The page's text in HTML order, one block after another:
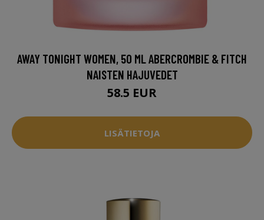
AWAY TONIGHT WOMEN, 50 ML ABERCROMBIE & FITCH
NAISTEN HAJUVEDET
58.5 EUR
LISÄTIETOJA